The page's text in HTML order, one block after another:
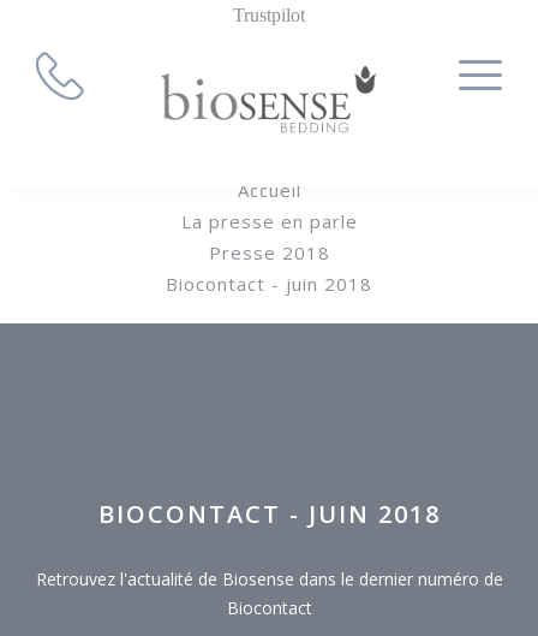
Trustpilot
Accueil
La presse en parle
Presse 2018
Biocontact - juin 2018
BIOCONTACT - JUIN 2018
Retrouvez l'actualité de Biosense dans le dernier numéro de
Biocontact